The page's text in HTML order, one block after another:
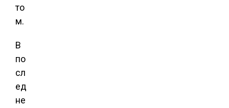
то
м.
В
по
сл
ед
не